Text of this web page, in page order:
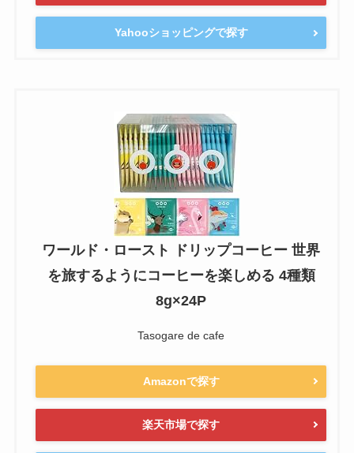
Yahooショッピングで探す
ワールド・ロースト ドリップコーヒー 世界
を旅するようにコーヒーを楽しめる 4種類
8g×24P
Tasogare de cafe
Amazonで探す
楽天市場で探す